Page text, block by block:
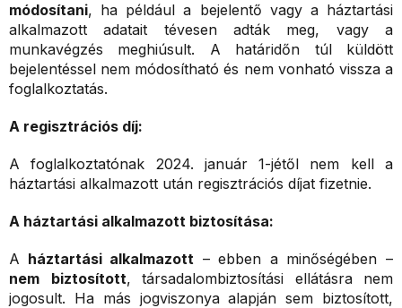
módosítani, ha például a bejelentő vagy a háztartási
alkalmazott adatait tévesen adták meg, vagy a
munkavégzés meghiúsult. A határidőn túl küldött
bejelentéssel nem módosítható és nem vonható vissza a
foglalkoztatás.
A regisztrációs díj:
A foglalkoztatónak 2024. január 1-jétől nem kell a
háztartási alkalmazott után regisztrációs díjat fizetnie.
A háztartási alkalmazott biztosítása:
A háztartási alkalmazott – ebben a minőségében –
nem
biztosított, társadalombiztosítási ellátásra nem
jogosult. Ha más jogviszonya alapján sem biztosított,